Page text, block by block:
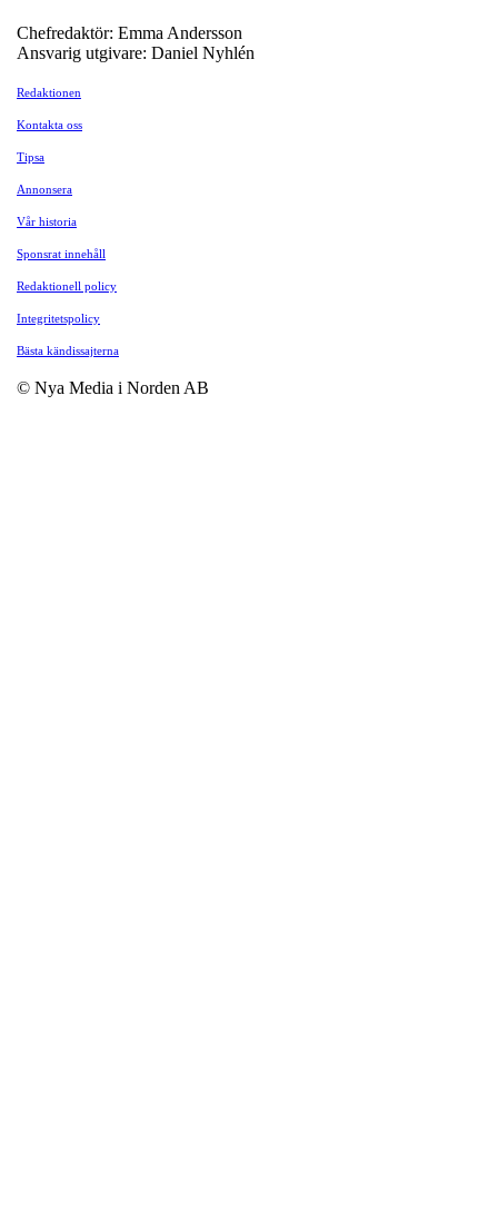
Chefredaktör: Emma Andersson
Ansvarig utgivare: Daniel Nyhlén
Redaktionen
Kontakta oss
Tipsa
Annonsera
Vår historia
Sponsrat innehåll
Redaktionell policy
Integritetspolicy
Bästa kändissajterna
© Nya Media i Norden AB